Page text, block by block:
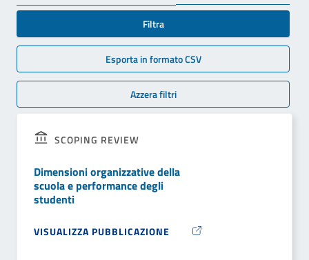
Filtra
Esporta in formato CSV
Azzera filtri
SCOPING REVIEW
Dimensioni organizzative della
scuola e performance degli
studenti
VISUALIZZA PUBBLICAZIONE